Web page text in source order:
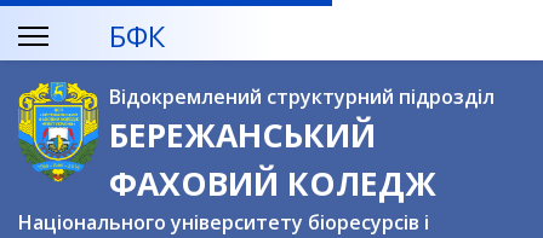
БФК
Відокремлений структурний підрозділ
БЕРЕЖАНСЬКИЙ
ФАХОВИЙ КОЛЕДЖ
Національного університету біоресурсів і